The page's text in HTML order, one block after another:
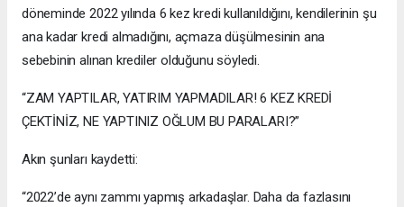
döneminde 2022 yılında 6 kez kredi kullanıldığını, kendilerinin şu
ana kadar kredi almadığını, açmaza düşülmesinin ana
sebebinin alınan krediler olduğunu söyledi.
“ZAM YAPTILAR, YATIRIM YAPMADILAR! 6 KEZ KREDİ
ÇEKTİNİZ, NE YAPTINIZ OĞLUM BU PARALARI?”
Akın şunları kaydetti:
“2022’de aynı zammı yapmış arkadaşlar. Daha da fazlasını